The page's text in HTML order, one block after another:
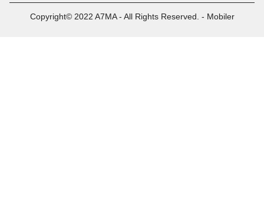
Copyright© 2022 A7MA - All Rights Reserved. - Mobiler